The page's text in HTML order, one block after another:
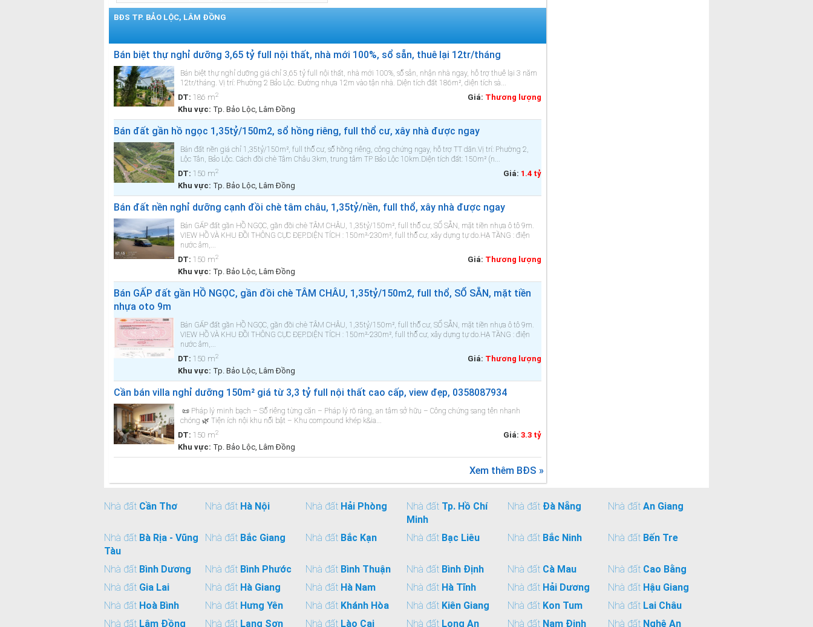
BĐS TP. BẢO LỘC, LÂM ĐỒNG
Bán biệt thự nghỉ dưỡng 3,65 tỷ full nội thất, nhà mới 100%, sổ sẵn, thuê lại 12tr/tháng
Bán biệt thự nghỉ dưỡng giá chỉ 3,65 tỷ full nội thất, nhà mới 100%, sổ sẵn, nhận nhà ngay, hỗ trợ thuê lại 3 năm
12tr/tháng. Vị trí: Phường 2 Bảo Lộc. Đường nhựa 12m vào tận nhà. Diện tích đất 186m², diện tích sà...
DT: 186 m2 Giá: Thương lượng
Khu vực: Tp. Bảo Lộc, Lâm Đồng
Bán đất gần hồ ngọc 1,35tỷ/150m2, sổ hồng riêng, full thổ cư, xây nhà được ngay
Bán đất nền giá chỉ 1,35tỷ/150m², full thổ cư, sổ hồng riêng, công chứng ngay, hỗ trợ TT dãn.Vị trí: Phường 2,
Lộc Tân, Bảo Lộc. Cách đồi chè Tâm Châu 3km, trung tâm TP Bảo Lộc 10km.Diện tích đất: 150m² (n...
DT: 150 m2 Giá: 1.4 tỷ
Khu vực: Tp. Bảo Lộc, Lâm Đồng
Bán đất nền nghỉ dưỡng cạnh đồi chè tâm châu, 1,35tỷ/nền, full thổ, xây nhà được ngay
Bán GẤP đất gần HỒ NGỌC, gần đồi chè TÂM CHÂU, 1,35tỷ/150m², full thổ cư, SỔ SẴN, mặt tiền nhựa ô tô 9m.
VIEW HỒ VÀ KHU ĐỒI THÔNG CỰC ĐẸP.DIỆN TÍCH : 150m²-230m², full thổ cư, xây dựng tự do.HẠ TẦNG : điện
nước âm,...
DT: 150 m2 Giá: Thương lượng
Khu vực: Tp. Bảo Lộc, Lâm Đồng
Bán GẤP đất gần HỒ NGỌC, gần đồi chè TÂM CHÂU, 1,35tỷ/150m2, full thổ, SỔ SẴN, mặt tiền
nhựa oto 9m
Bán GẤP đất gần HỒ NGỌC, gần đồi chè TÂM CHÂU, 1,35tỷ/150m², full thổ cư, SỔ SẴN, mặt tiền nhựa ô tô 9m.
VIEW HỒ VÀ KHU ĐỒI THÔNG CỰC ĐẸP.DIỆN TÍCH : 150m²-230m², full thổ cư, xây dựng tự do.HẠ TẦNG : điện
nước âm,...
DT: 150 m2 Giá: Thương lượng
Khu vực: Tp. Bảo Lộc, Lâm Đồng
Cần bán villa nghỉ dưỡng 150m² giá từ 3,3 tỷ full nội thất cao cấp, view đẹp, 0358087934
📜 Pháp lý minh bạch – Sổ riêng từng căn – Pháp lý rõ ràng, an tâm sở hữu – Công chứng sang tên nhanh
chóng 🌿 Tiện ích nội khu nổi bật – Khu compound khép k&ia...
DT: 150 m2 Giá: 3.3 tỷ
Khu vực: Tp. Bảo Lộc, Lâm Đồng
Xem thêm BĐS »
Nhà đất Cần Thơ Nhà đất Hà Nội Nhà đất Hải Phòng Nhà đất Tp. Hồ Chí
Minh
Nhà đất Đà Nẵng Nhà đấtAn Giang
Nhà đất Bà Rịa - Vũng
Tàu
Nhà đất Bắc Giang Nhà đất Bắc Kạn Nhà đất Bạc Liêu Nhà đất Bắc Ninh Nhà đất Bến Tre
Nhà đất Bình Dương Nhà đất Bình Phước Nhà đất Bình Thuận Nhà đất Bình Định Nhà đất Cà Mau Nhà đất Cao Bằng
Nhà đất Gia Lai Nhà đất Hà Giang Nhà đất Hà Nam Nhà đất Hà Tĩnh Nhà đất Hải Dương Nhà đất Hậu Giang
Nhà đất Hoà Bình Nhà đất Hưng Yên Nhà đất Khánh Hòa Nhà đất Kiên Giang Nhà đất Kon Tum Nhà đất Lai Châu
Nhà đất Lâm Đồng Nhà đất Lạng Sơn Nhà đất Lào Cai Nhà đất Long An Nhà đất Nam Định Nhà đất Nghệ An